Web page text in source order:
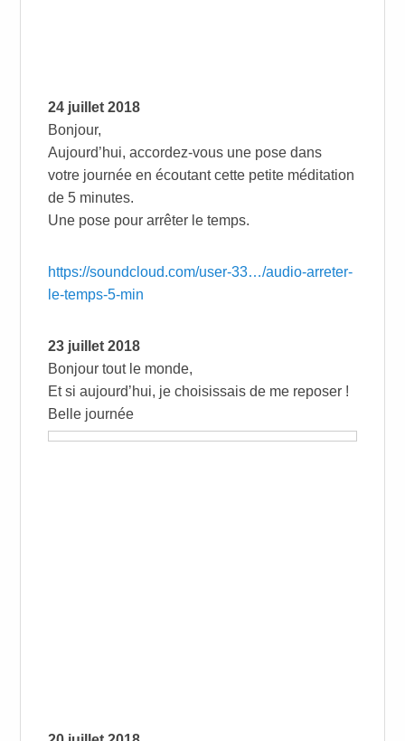
24 juillet 2018
Bonjour,
Aujourd’hui, accordez-vous une pose dans
votre journée en écoutant cette petite méditation
de 5 minutes.
Une pose pour arrêter le temps.
https://soundcloud.com/user-33…/audio-arreter-
le-temps-5-min
23 juillet 2018
Bonjour tout le monde,
Et si aujourd’hui, je choisissais de me reposer !
Belle journée